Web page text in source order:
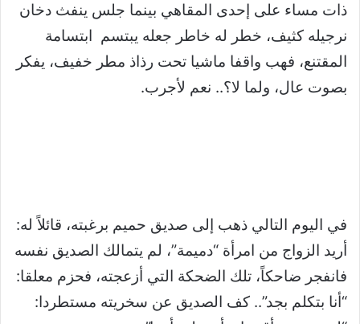
ذات مساء على إحدى المقاهي بينما جلس ينفث دخان
نرجيله كثيف، خطر له خاطر جعله يبتسم ابتسامة
المقتنع، فهب واقفا ماشيا تحت رذاذ مطر خفيف، يفكر
بصوت عال، ولما لا؟.. نعم لأجرب.
في اليوم التالي ذهب إلى صديق حميم برغبته، قائلاً له:
أريد الزواج من امرأة “دميمة”، لم يتمالك الصديق نفسه
فانفجر ضاحكاً، تلك الضحكة التي أزعجته، فحزم معلقا:
“أنا بتكلم بجد”.. كف الصديق عن سخريته مستطردا: